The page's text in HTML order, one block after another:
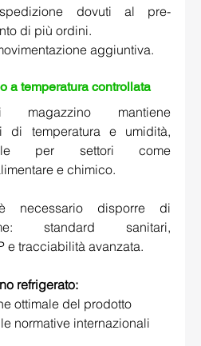
dovuti al pre-
di più ordini.
aggiuntiva.
a temperatura controllata
mantiene
di temperatura e umidità,
e chimico.
disporre di
standard sanitari,
e tracciabilità avanzata.
refrigerato:
ottimale del prodotto
normative internazionali